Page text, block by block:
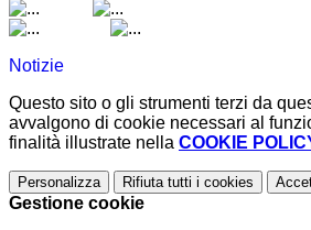
Notizie
Questo sito o gli strumenti terzi da
avvalgono di cookie necessari al
finalità illustrate nella COOKIE
Personalizza Rifiuta tutti i cookies
Gestione cookie